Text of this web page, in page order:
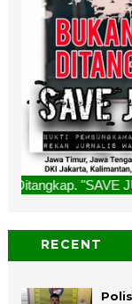
JURNALIS"
RECENT